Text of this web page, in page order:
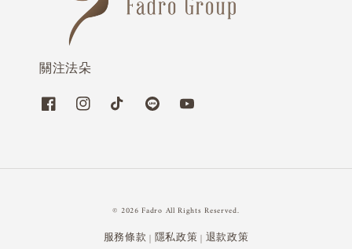
關注法朵
© 2026 Fadro All Rights Reserved.
服務條款 | 隱私政策 | 退款政策